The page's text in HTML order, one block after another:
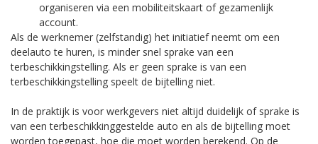
organiseren via een mobiliteitskaart of gezamenlijk
account.
Als de werknemer (zelfstandig) het initiatief neemt om een
deelauto te huren, is minder snel sprake van een
terbeschikkingstelling. Als er geen sprake is van een
terbeschikkingstelling speelt de bijtelling niet.
In de praktijk is voor werkgevers niet altijd duidelijk of sprake is
van een terbeschikkinggestelde auto en als de bijtelling moet
worden toegepast, hoe die moet worden berekend. Op de